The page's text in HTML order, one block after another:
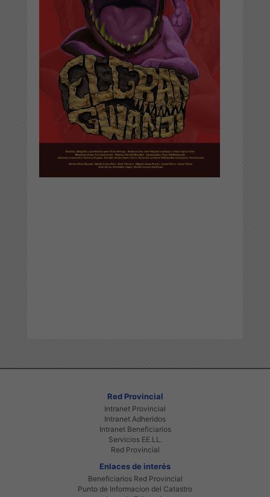
Red Provincial
Intranet Provincial
Intranet Adheridos
Intranet Beneficiarios
Servicios EE.LL.
Red Provincial
Enlaces de interés
Beneficiarios Red Provincial
Punto de Informacion del Catastro